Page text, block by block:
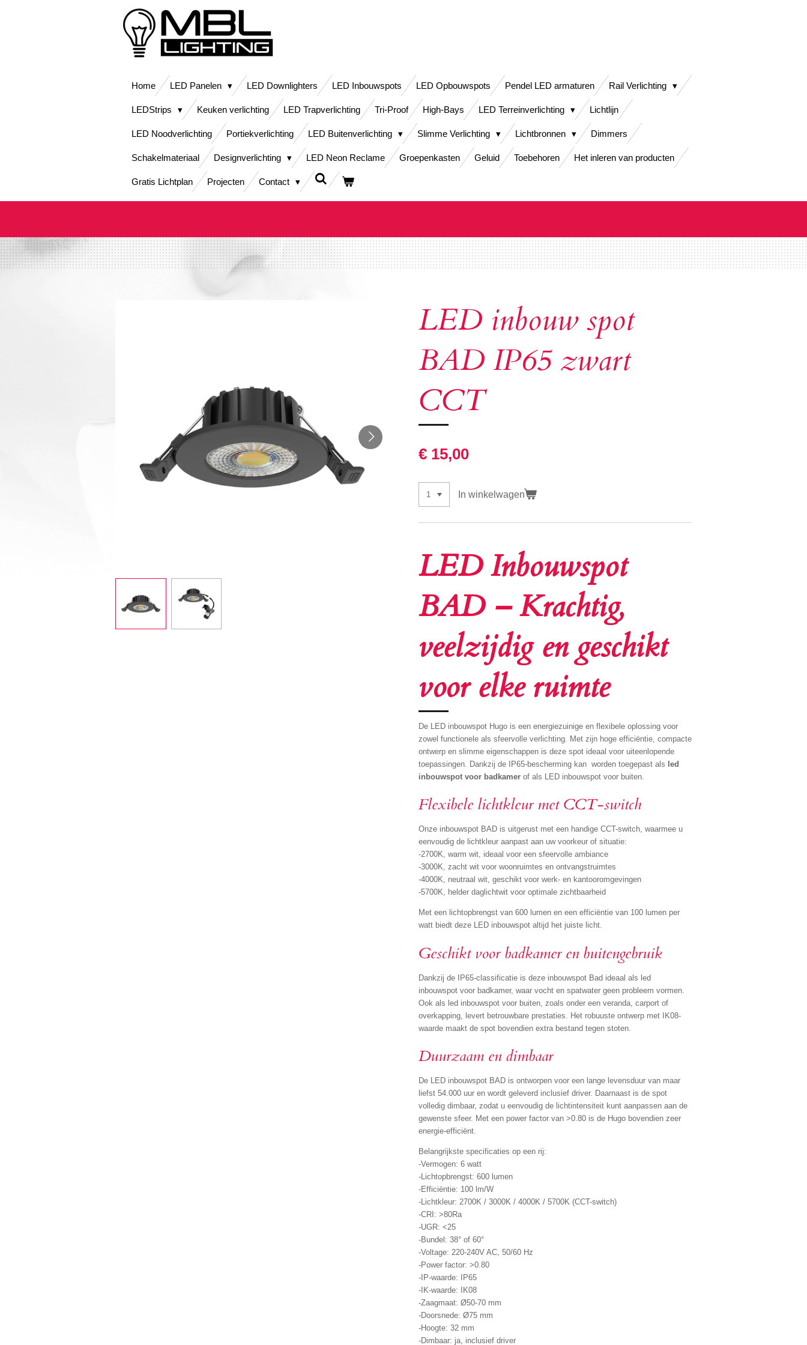
Home LED Panelen LED Downlighters LED Inbouwspots LED Opbouwspots Pendel LED armaturen Rail Verlichting
LEDStrips Keuken verlichting LED Trapverlichting Tri-Proof High-Bays LED Terreinverlichting Lichtlijn
LED Noodverlichting Portiekverlichting LED Buitenverlichting Slimme Verlichting Lichtbronnen Dimmers
Schakelmateriaal Designverlichting LED Neon Reclame Groepenkasten Geluid Toebehoren Het inleren van producten
Gratis Lichtplan Projecten Contact
LED inbouw spot
BAD IP65 zwart
CCT
€ 15,00
In winkelwagen
LED Inbouwspot
BAD – Krachtig,
veelzijdig en geschikt
voor elke ruimte
De LED inbouwspot Hugo is een energiezuinige en flexibele oplossing voor
zowel functionele als sfeervolle verlichting. Met zijn hoge efficiëntie, compacte
ontwerp en slimme eigenschappen is deze spot ideaal voor uiteenlopende
toepassingen. Dankzij de IP65-bescherming kan worden toegepast als led
inbouwspot voor badkamer of als LED inbouwspot voor buiten.
Flexibele lichtkleur met CCT-switch
Onze inbouwspot BAD is uitgerust met een handige CCT-switch, waarmee u
eenvoudig de lichtkleur aanpast aan uw voorkeur of situatie:
-2700K, warm wit, ideaal voor een sfeervolle ambiance
-3000K, zacht wit voor woonruimtes en ontvangstruimtes
-4000K, neutraal wit, geschikt voor werk- en kantooromgevingen
-5700K, helder daglichtwit voor optimale zichtbaarheid
Met een lichtopbrengst van 600 lumen en een efficiëntie van 100 lumen per
watt biedt deze LED inbouwspot altijd het juiste licht.
Geschikt voor badkamer en buitengebruik
Dankzij de IP65-classificatie is deze inbouwspot Bad ideaal als led
inbouwspot voor badkamer, waar vocht en spatwater geen probleem vormen.
Ook als led inbouwspot voor buiten, zoals onder een veranda, carport of
overkapping, levert betrouwbare prestaties. Het robuuste ontwerp met IK08-
waarde maakt de spot bovendien extra bestand tegen stoten.
Duurzaam en dimbaar
De LED inbouwspot BAD is ontworpen voor een lange levensduur van maar
liefst 54.000 uur en wordt geleverd inclusief driver. Daarnaast is de spot
volledig dimbaar, zodat u eenvoudig de lichtintensiteit kunt aanpassen aan de
gewenste sfeer. Met een power factor van >0.80 is de Hugo bovendien zeer
energie-efficiënt.
Belangrijkste specificaties op een rij:
-Vermogen: 6 watt
-Lichtopbrengst: 600 lumen
-Efficiëntie: 100 lm/W
-Lichtkleur: 2700K / 3000K / 4000K / 5700K (CCT-switch)
-CRI: >80Ra
-UGR: <25
-Bundel: 38° of 60°
-Voltage: 220-240V AC, 50/60 Hz
-Power factor: >0.80
-IP-waarde: IP65
-IK-waarde: IK08
-Zaagmaat: Ø50-70 mm
-Doorsnede: Ø75 mm
-Hoogte: 32 mm
-Dimbaar: ja, inclusief driver